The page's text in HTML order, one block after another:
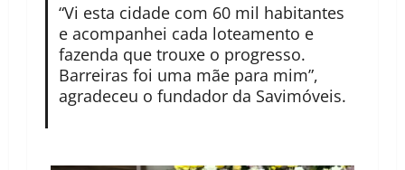
“Vi esta cidade com 60 mil habitantes
e acompanhei cada loteamento e
fazenda que trouxe o progresso.
Barreiras foi uma mãe para mim”,
agradeceu o fundador da Savimóveis.